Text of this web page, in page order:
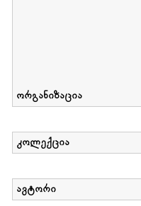
ორგანიზაცია
კოლექცია
ავტორი